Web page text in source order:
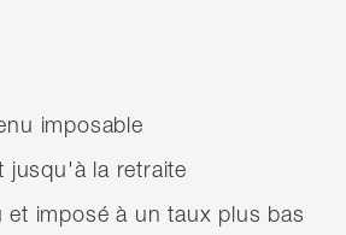
imposable
jusqu'à la retraite
imposé à un taux plus bas